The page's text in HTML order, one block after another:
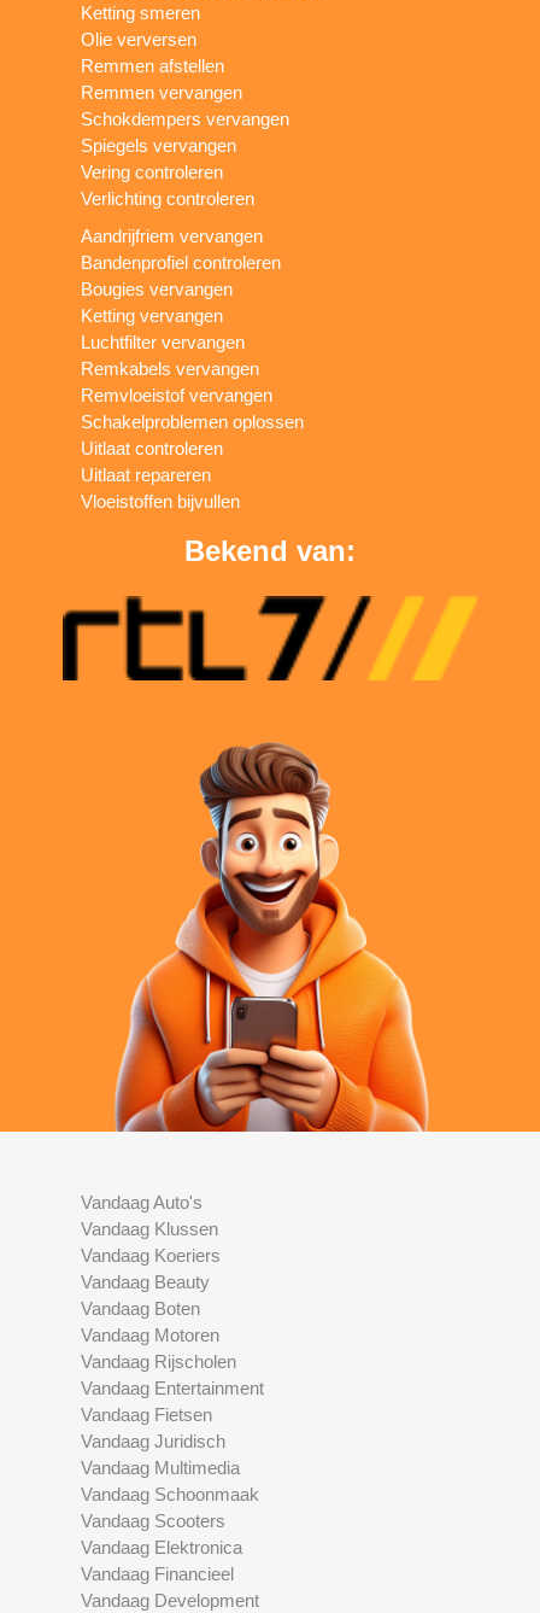
Ketting smeren
Olie verversen
Remmen afstellen
Remmen vervangen
Schokdempers vervangen
Spiegels vervangen
Vering controleren
Verlichting controleren
Aandrijfriem vervangen
Bandenprofiel controleren
Bougies vervangen
Ketting vervangen
Luchtfilter vervangen
Remkabels vervangen
Remvloeistof vervangen
Schakelproblemen oplossen
Uitlaat controleren
Uitlaat repareren
Vloeistoffen bijvullen
Bekend van:
Vandaag Auto's
Vandaag Klussen
Vandaag Koeriers
Vandaag Beauty
Vandaag Boten
Vandaag Motoren
Vandaag Rijscholen
Vandaag Entertainment
Vandaag Fietsen
Vandaag Juridisch
Vandaag Multimedia
Vandaag Schoonmaak
Vandaag Scooters
Vandaag Elektronica
Vandaag Financieel
Vandaag Development